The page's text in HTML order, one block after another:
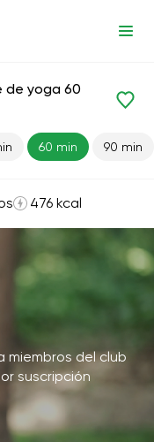
de yoga 60
60 min 90 min
476 kcal
miembros del club
suscripción